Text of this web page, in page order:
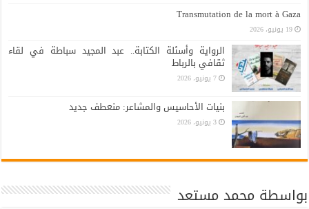
Transmutation de la mort à Gaza
19 يونيو، 2026
الرواية وأسئلة الكتابة.. عبد المجيد سباطة في لقاء
ثقافي بالرباط
7 يونيو، 2026
بنيات الأحاسيس والمشاعر: منعطف جديد
3 يونيو، 2026
بواسطة محمد مستعد